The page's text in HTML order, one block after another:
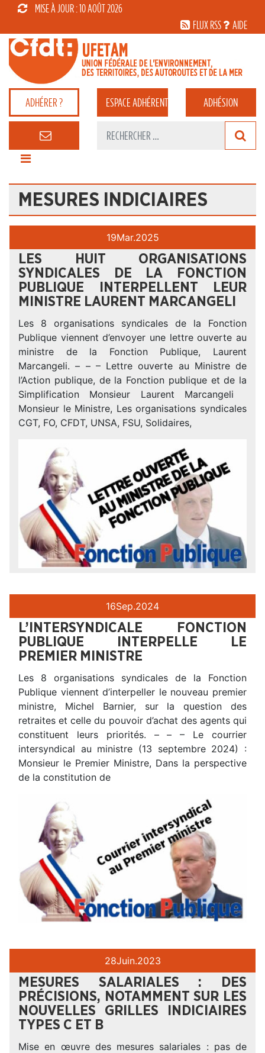
MISE À JOUR : 10 AOÛT 2026
FLUX RSS
AIDE
ADHÉRER ? ESPACEADHÉRENT ADHÉSION
MESURES INDICIAIRES
19Mar.2025
LES HUIT ORGANISATIONS
SYNDICALES DE LA FONCTION
PUBLIQUE INTERPELLENT LEUR
MINISTRE LAURENT MARCANGELI
Les 8 organisations syndicales de la Fonction
Publique viennent d’envoyer une lettre ouverte au
ministre de la Fonction Publique, Laurent
Marcangeli. – – – Lettre ouverte au Ministre de
l’Action publique, de la Fonction publique et de la
Simplification Monsieur Laurent Marcangeli
Monsieur le Ministre, Les organisations syndicales
CGT, FO, CFDT, UNSA, FSU, Solidaires,
16Sep.2024
L’INTERSYNDICALE FONCTION
PUBLIQUE INTERPELLE LE
PREMIER MINISTRE
Les 8 organisations syndicales de la Fonction
Publique viennent d’interpeller le nouveau premier
ministre, Michel Barnier, sur la question des
retraites et celle du pouvoir d’achat des agents qui
constituent leurs priorités. – – – Le courrier
intersyndical au ministre (13 septembre 2024) :
Monsieur le Premier Ministre, Dans la perspective
de la constitution de
28Juin.2023
MESURES SALARIALES : DES
PRÉCISIONS, NOTAMMENT SUR LES
NOUVELLES GRILLES INDICIAIRES
TYPES C ET B
Mise en œuvre des mesures salariales : pas de